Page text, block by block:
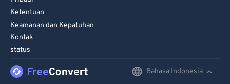
Ketentuan
Keamanan dan Kepatuhan
Kontak
status
Bahasa Indonesia